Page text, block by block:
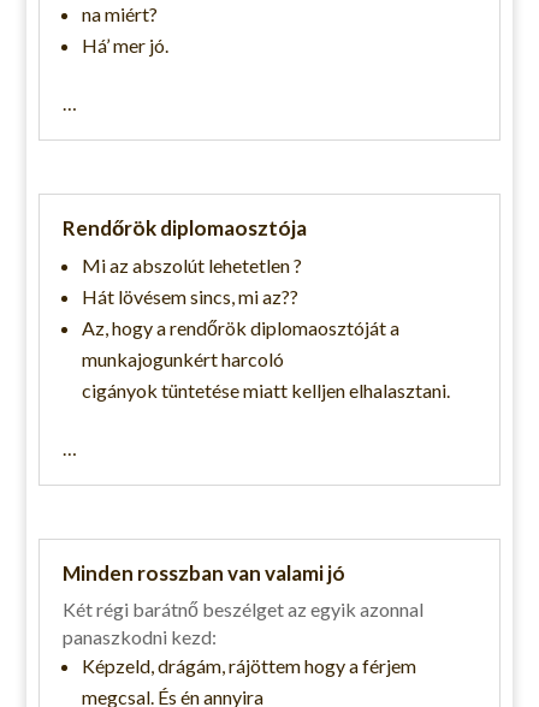
na miért?
Há’ mer jó.
…
Rendőrök diplomaosztója
Mi az abszolút lehetetlen ?
Hát lövésem sincs, mi az??
Az, hogy a rendőrök diplomaosztóját a
munkajogunkért harcoló
cigányok tüntetése miatt kelljen elhalasztani.
…
Minden rosszban van valami jó
Két régi barátnő beszélget az egyik azonnal
panaszkodni kezd:
Képzeld, drágám, rájöttem hogy a férjem
megcsal. És én annyira